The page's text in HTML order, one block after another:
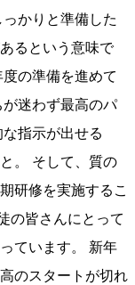
かりと準備した
るという意味で
の準備を進めて
迷わず最高のパ
指示が出せる
。 そして、質の
研修を実施するこ
の皆さんにとって
ています。 新年
のスタートが切れ